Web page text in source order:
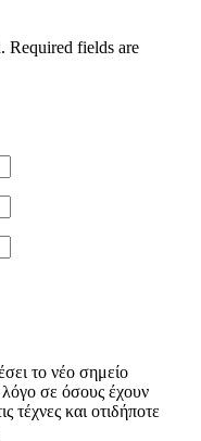
Required fields are
το νέο σημείο
σε όσους έχουν
και οτιδήποτε